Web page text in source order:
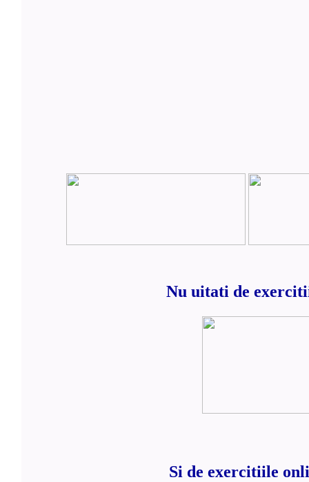
Nu uitati de
Si de exercitiile